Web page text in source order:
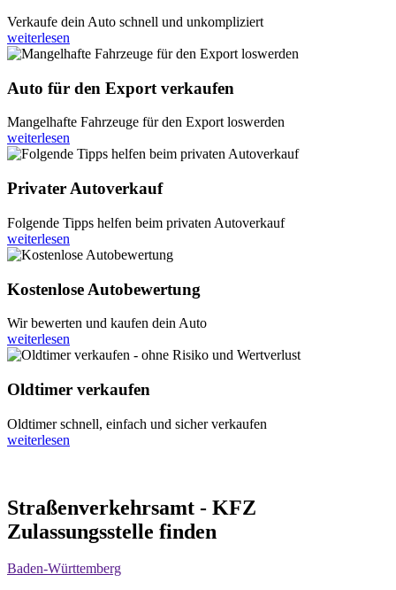
Verkaufe dein Auto schnell und unkompliziert
weiterlesen
Auto für den Export verkaufen
Mangelhafte Fahrzeuge für den Export loswerden
weiterlesen
Privater Autoverkauf
Folgende Tipps helfen beim privaten Autoverkauf
weiterlesen
Kostenlose Autobewertung
Wir bewerten und kaufen dein Auto
weiterlesen
Oldtimer verkaufen
Oldtimer schnell, einfach und sicher verkaufen
weiterlesen
Straßenverkehrsamt - KFZ
Zulassungsstelle finden
Baden-Württemberg